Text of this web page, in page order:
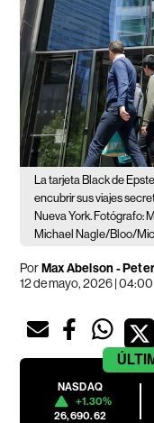
La tarjeta Black de
encubrir sus viajes
Nueva York. Fotógrafo:
Michael Nagle/Bloo/
PorMax Abelson -
12 de mayo, 2026 |
NASDAQ
+1.30%
26,690.62